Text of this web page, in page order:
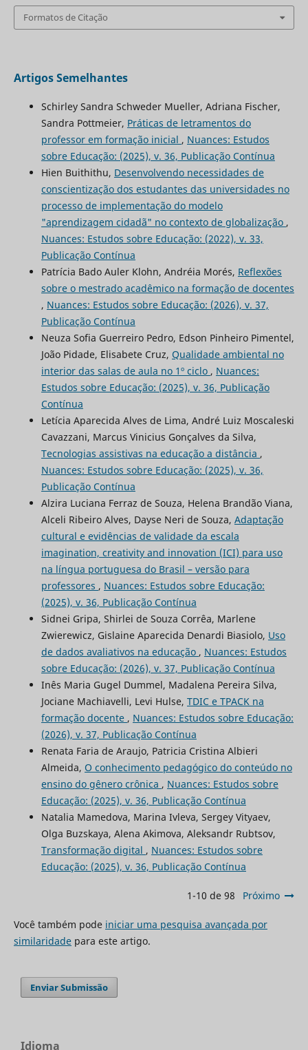
Formatos de Citação
Artigos Semelhantes
Schirley Sandra Schweder Mueller, Adriana Fischer,
Sandra Pottmeier, Práticas de letramentos do
professor em formação inicial , Nuances: Estudos
sobre Educação: (2025), v. 36, Publicação Contínua
Hien Buithithu, Desenvolvendo necessidades de
conscientização dos estudantes das universidades no
processo de implementação do modelo
"aprendizagem cidadã" no contexto de globalização ,
Nuances: Estudos sobre Educação: (2022), v. 33,
Publicação Contínua
Patrícia Bado Auler Klohn, Andréia Morés, Reflexões
sobre o mestrado acadêmico na formação de docentes
, Nuances: Estudos sobre Educação: (2026), v. 37,
Publicação Contínua
Neuza Sofia Guerreiro Pedro, Edson Pinheiro Pimentel,
João Pidade, Elisabete Cruz, Qualidade ambiental no
interior das salas de aula no 1º ciclo , Nuances:
Estudos sobre Educação: (2025), v. 36, Publicação
Contínua
Letícia Aparecida Alves de Lima, André Luiz Moscaleski
Cavazzani, Marcus Vinicius Gonçalves da Silva,
Tecnologias assistivas na educação a distância ,
Nuances: Estudos sobre Educação: (2025), v. 36,
Publicação Contínua
Alzira Luciana Ferraz de Souza, Helena Brandão Viana,
Alceli Ribeiro Alves, Dayse Neri de Souza, Adaptação
cultural e evidências de validade da escala
imagination, creativity and innovation (ICI) para uso
na língua portuguesa do Brasil – versão para
professores , Nuances: Estudos sobre Educação:
(2025), v. 36, Publicação Contínua
Sidnei Gripa, Shirlei de Souza Corrêa, Marlene
Zwierewicz, Gislaine Aparecida Denardi Biasiolo, Uso
de dados avaliativos na educação , Nuances: Estudos
sobre Educação: (2026), v. 37, Publicação Contínua
Inês Maria Gugel Dummel, Madalena Pereira Silva,
Jociane Machiavelli, Levi Hulse, TDIC e TPACK na
formação docente , Nuances: Estudos sobre Educação:
(2026), v. 37, Publicação Contínua
Renata Faria de Araujo, Patricia Cristina Albieri
Almeida, O conhecimento pedagógico do conteúdo no
ensino do gênero crônica , Nuances: Estudos sobre
Educação: (2025), v. 36, Publicação Contínua
Natalia Mamedova, Marina Ivleva, Sergey Vityaev,
Olga Buzskaya, Alena Akimova, Aleksandr Rubtsov,
Transformação digital , Nuances: Estudos sobre
Educação: (2025), v. 36, Publicação Contínua
1-10 de 98 Próximo
Você também pode iniciar uma pesquisa avançada por
similaridadepara este artigo.
Enviar Submissão
Idioma